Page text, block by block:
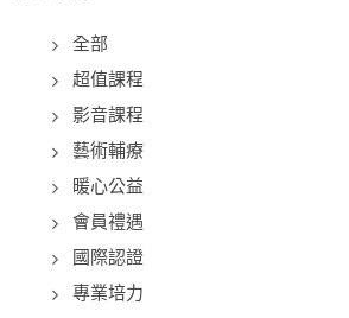
全部
超值課程
影音課程
藝術輔療
暖心公益
會員禮遇
國際認證
專業培力